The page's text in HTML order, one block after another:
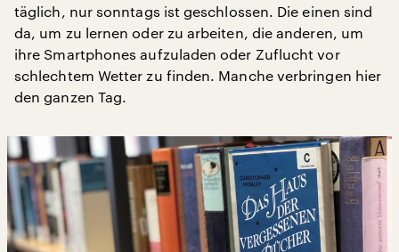
täglich, nur sonntags ist geschlossen. Die einen sind
da, um zu lernen oder zu arbeiten, die anderen, um
ihre Smartphones aufzuladen oder Zuflucht vor
schlechtem Wetter zu finden. Manche verbringen hier
den ganzen Tag.